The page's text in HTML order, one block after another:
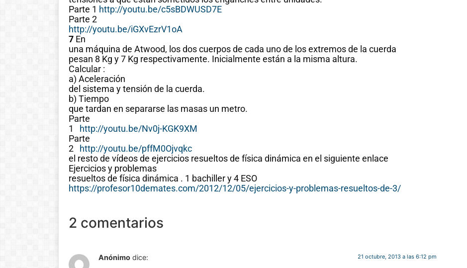
Parte 1 http://youtu.be/c5sBDWUSD7E
Parte 2
http://youtu.be/iGXvEzrV1oA
7 En
una máquina de Atwood, los dos cuerpos de cada uno de los extremos de la cuerda
pesan 8 Kg y 7 Kg respectivamente. Inicialmente están a la misma altura.
Calcular :
a) Aceleración
del sistema y tensión de la cuerda.
b) Tiempo
que tardan en separarse las masas un metro.
Parte
1 http://youtu.be/Nv0j-KGK9XM
Parte
2 http://youtu.be/pffM0Ojvqkc
el resto de vídeos de ejercicios resueltos de física dinámica en el siguiente enlace
Ejercicios y problemas
resueltos de física dinámica . 1 bachiller y 4 ESO
https://profesor10demates.com/2012/12/05/ejercicios-y-problemas-resueltos-de-3/
2 comentarios
Anónimo dice: 21 octubre, 2013 a las 6:12 pm